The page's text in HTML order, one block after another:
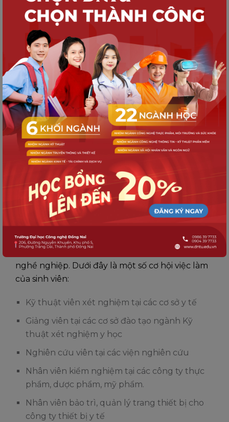
Cơ hội nghề nghiệp
Sau khi tốt nghiệp chuyên ngành Kỹ thuật xét
nghiệm y học tại DNTU, sinh viên có nhiều cơ hội
nghề nghiệp. Dưới đây là một số cơ hội việc làm
của sinh viên:
Kỹ thuật viên xét nghiệm tại các cơ sở y tế
Giảng viên tại các cơ sở đào tạo ngành Kỹ
thuật xét nghiệm y học
Nghiên cứu viên tại các viện nghiên cứu
Nhân viên kiểm nghiệm tại các công ty thực
phẩm, dược phẩm, mỹ phẩm.
Nhân viên bảo trì, quản lý trang thiết bị cho
công ty thiết bị y tế